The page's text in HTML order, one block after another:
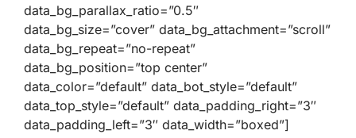
data_bg_parallax_ratio=”0.5″
data_bg_size=”cover” data_bg_attachment=”scroll”
data_bg_repeat=”no-repeat”
data_bg_position=”top center”
data_color=”default” data_bot_style=”default”
data_top_style=”default” data_padding_right=”3″
data_padding_left=”3″ data_width=”boxed”]